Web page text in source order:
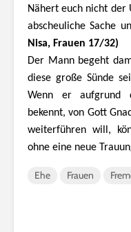
Nähert euch nicht der
abscheuliche Sache
Nisa, Frauen 17/32)
Der Mann begeht
diese große Sünde
Wenn er aufgrund
bekennt, von Gott
weiterführen will,
ohne eine neue
Ehe Frauen